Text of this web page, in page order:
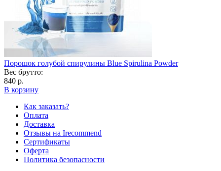
Порошок голубой спирулины Blue Spirulina Powder
Вес брутто:
840 р.
В корзину
Как заказать?
Оплата
Доставка
Отзывы на Irecommend
Сертификаты
Оферта
Политика безопасности